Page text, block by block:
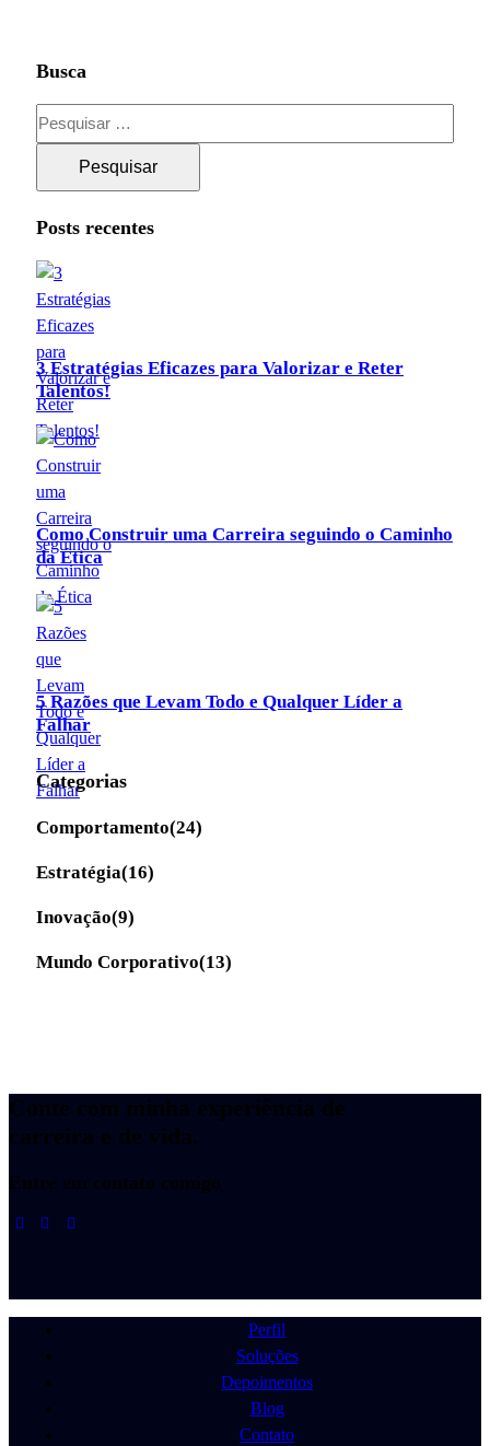
Busca
Pesquisar
por:
Posts recentes
3 Estratégias Eficazes para Valorizar e Reter
Talentos!
Como Construir uma Carreira seguindo o Caminho
da Ética
5 Razões que Levam Todo e Qualquer Líder a
Falhar
Categorias
Comportamento(24)
Estratégia(16)
Inovação(9)
Mundo Corporativo(13)
Conte com minha experiência de
carreira e de vida.
Entre em contato comigo
Perfil
Soluções
Depoimentos
Blog
Contato